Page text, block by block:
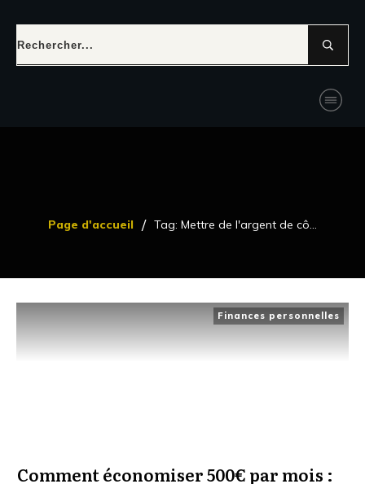
Page d'accueil / Tag: Mettre de l'argent de côté
Finances personnelles
Comment économiser 500€ par mois :